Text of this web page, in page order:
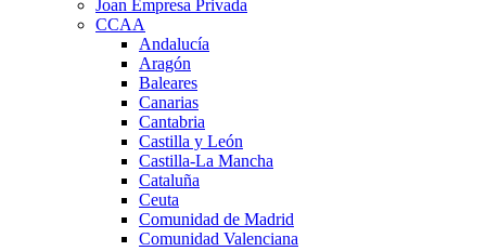
Joan Empresa Privada
CCAA
Andalucía
Aragón
Baleares
Canarias
Cantabria
Castilla y León
Castilla-La Mancha
Cataluña
Ceuta
Comunidad de Madrid
Comunidad Valenciana